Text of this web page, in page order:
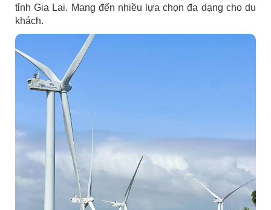
tỉnh Gia Lai. Mang đến nhiều lựa chọn đa dạng cho du
khách.